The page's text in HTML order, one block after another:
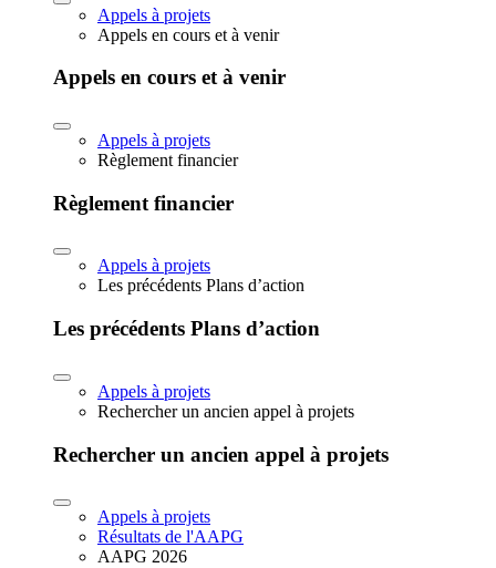
Appels à projets
Appels en cours et à venir
Appels en cours et à venir
Appels à projets
Règlement financier
Règlement financier
Appels à projets
Les précédents Plans d’action
Les précédents Plans d’action
Appels à projets
Rechercher un ancien appel à projets
Rechercher un ancien appel à projets
Appels à projets
Résultats de l'AAPG
AAPG 2026